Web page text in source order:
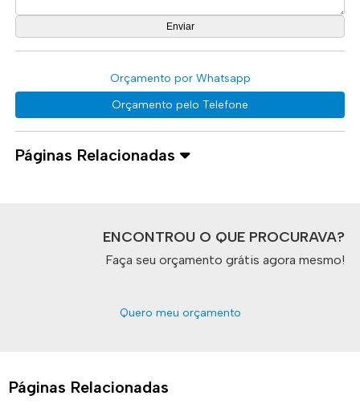
Orçamento por Whatsapp
Orçamento pelo Telefone
Páginas Relacionadas
ENCONTROU O QUE PROCURAVA?
Faça seu orçamento grátis agora mesmo!
Quero meu orçamento
Páginas Relacionadas